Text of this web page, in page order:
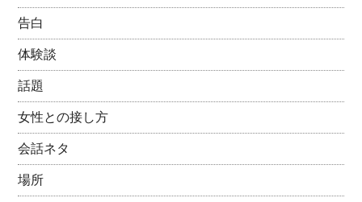
告白
体験談
話題
女性との接し方
会話ネタ
場所